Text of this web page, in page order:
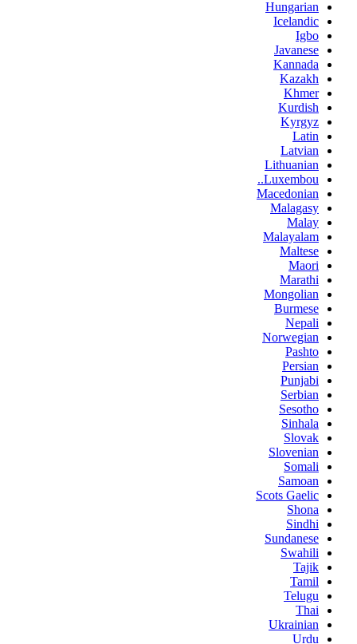
Hungarian
Icelandic
Igbo
Javanese
Kannada
Kazakh
Khmer
Kurdish
Kyrgyz
Latin
Latvian
Lithuanian
Luxembou..
Macedonian
Malagasy
Malay
Malayalam
Maltese
Maori
Marathi
Mongolian
Burmese
Nepali
Norwegian
Pashto
Persian
Punjabi
Serbian
Sesotho
Sinhala
Slovak
Slovenian
Somali
Samoan
Scots Gaelic
Shona
Sindhi
Sundanese
Swahili
Tajik
Tamil
Telugu
Thai
Ukrainian
Urdu